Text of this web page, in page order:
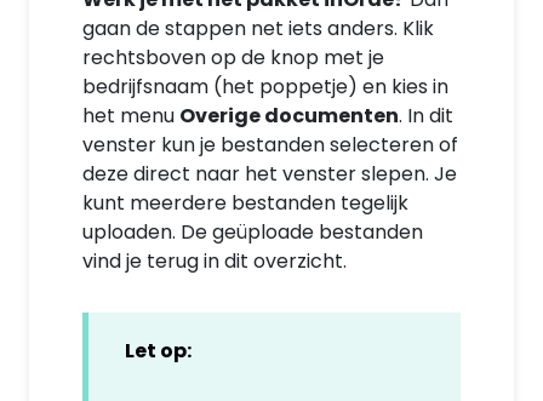
gaan de stappen net iets anders. Klik
rechtsboven op de knop met je
bedrijfsnaam (het poppetje) en kies in
het menu Overige documenten. In dit
venster kun je bestanden selecteren of
deze direct naar het venster slepen. Je
kunt meerdere bestanden tegelijk
uploaden. De geüploade bestanden
vind je terug in dit overzicht.
Let op: